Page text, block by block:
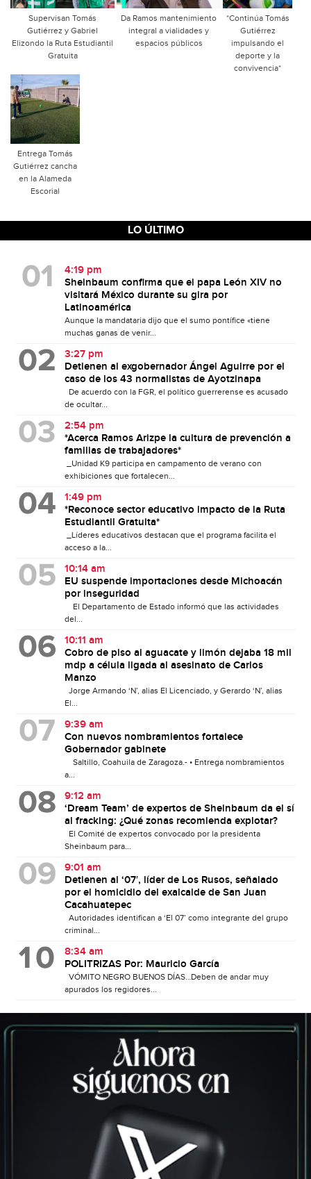
Supervisan Tomás
Gutiérrez y Gabriel
Elizondo la Ruta Estudiantil
Gratuita
Da Ramos mantenimiento
integral a vialidades y
espacios públicos
*Continúa Tomás
Gutiérrez
impulsando el
deporte y la
convivencia*
Entrega Tomás
Gutiérrez cancha
en la Alameda
Escorial
LO ÚLTIMO
4:19 pm
Sheinbaum confirma que el papa León XIV no
visitará México durante su gira por
Latinoamérica
Aunque la mandataria dijo que el sumo pontífice «tiene
muchas ganas de venir...
3:27 pm
Detienen al exgobernador Ángel Aguirre por el
caso de los 43 normalistas de Ayotzinapa
De acuerdo con la FGR, el político guerrerense es acusado
de ocultar...
2:54 pm
*Acerca Ramos Arizpe la cultura de prevención a
familias de trabajadores*
_Unidad K9 participa en campamento de verano con
exhibiciones que fortalecen...
1:49 pm
*Reconoce sector educativo impacto de la Ruta
Estudiantil Gratuita*
_Líderes educativos destacan que el programa facilita el
acceso a la...
10:14 am
EU suspende importaciones desde Michoacán
por inseguridad
El Departamento de Estado informó que las actividades
del...
10:11 am
Cobro de piso al aguacate y limón dejaba 18 mil
mdp a célula ligada al asesinato de Carlos
Manzo
Jorge Armando ‘N’, alias El Licenciado, y Gerardo ‘N’, alias
El...
9:39 am
Con nuevos nombramientos fortalece
Gobernador gabinete
Saltillo, Coahuila de Zaragoza.- • Entrega nombramientos
a...
9:12 am
‘Dream Team’ de expertos de Sheinbaum da el sí
al fracking: ¿Qué zonas recomienda explotar?
El Comité de expertos convocado por la presidenta
Sheinbaum para...
9:01 am
Detienen al ‘07′, líder de Los Rusos, señalado
por el homicidio del exalcalde de San Juan
Cacahuatepec
Autoridades identifican a ‘El 07’ como integrante del grupo
criminal...
8:34 am
POLITRIZAS Por: Mauricio García
VÓMITO NEGRO BUENOS DÍAS…Deben de andar muy
apurados los regidores...